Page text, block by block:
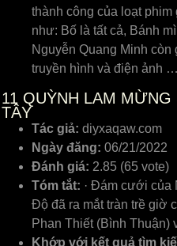
thành công của loạt
như: Bố là tất cả, Bánh
Nguyễn Quang Minh
truyền hình và điện ảnh …
11 QUỲNH LAM MỪNG
TÂY
Tác giả: diyxaqaw.com
Ngày đăng: 06/21/2022
Đánh giá: 2.85 (65 vote)
Tóm tắt: · Đám cưới của
Độ đã ra mắt tràn trề giờ
Phan Thiết (Bình Thuận)
Khớp với kết quả tìm